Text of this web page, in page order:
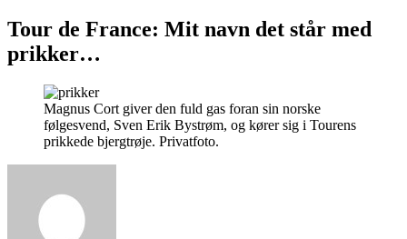
Tour de France: Mit navn det står med
prikker…
Magnus Cort giver den fuld gas foran sin norske
følgesvend, Sven Erik Bystrøm, og kører sig i Tourens
prikkede bjergtrøje. Privatfoto.